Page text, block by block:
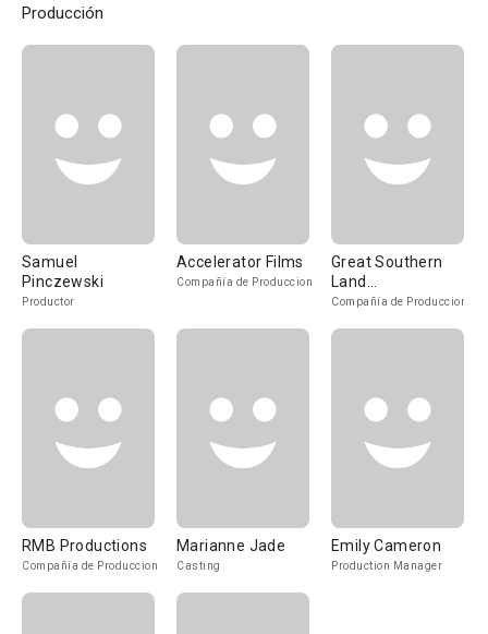
Producción
Samuel
Pinczewski
Productor
Accelerator Films
Compañía de Produccion
Great Southern
Land
Entertainment
Compañía de Produccion
RMB Productions
Compañía de Produccion
Marianne Jade
Casting
Emily Cameron
Production Manager